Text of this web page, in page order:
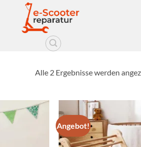
Alle 2 Ergebnisse werden
Angebot!